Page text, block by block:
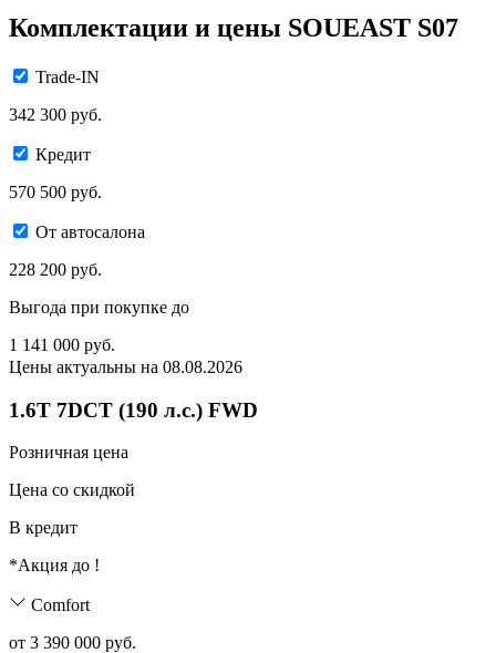
Комплектации и цены SOUEAST S07
Trade-IN
342 300 руб.
Кредит
570 500 руб.
От автосалона
228 200 руб.
Выгода при покупке до
1 141 000 руб.
Цены актуальны на 08.08.2026
1.6T 7DCT (190 л.с.) FWD
Розничная цена
Цена со скидкой
В кредит
*Акция до !
Comfort
от 3 390 000 руб.